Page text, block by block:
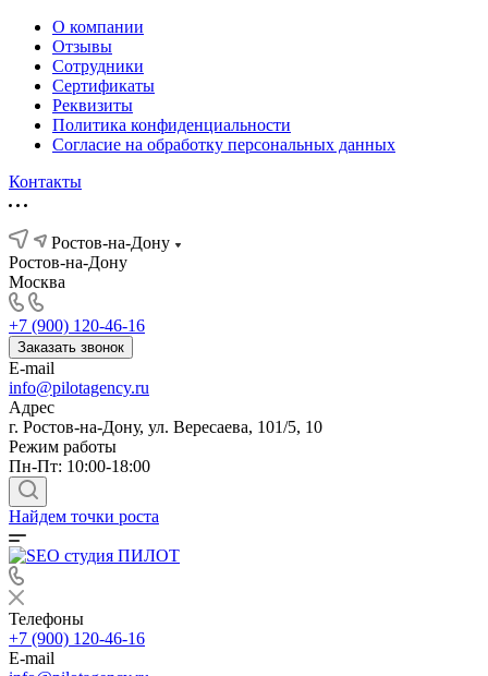
О компании
Отзывы
Сотрудники
Сертификаты
Реквизиты
Политика конфиденциальности
Согласие на обработку персональных данных
Контакты
Ростов-на-Дону
Ростов-на-Дону
Москва
+7 (900) 120-46-16
Заказать звонок
E-mail
info@pilotagency.ru
Адрес
г. Ростов-на-Дону, ул. Вересаева, 101/5, 10
Режим работы
Пн-Пт: 10:00-18:00
Найдем точки роста
Телефоны
+7 (900) 120-46-16
E-mail